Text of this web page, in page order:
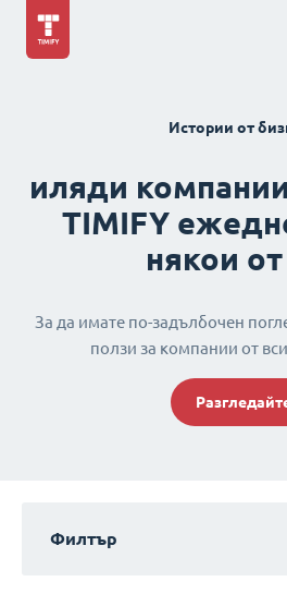
Истории от
иляди
TIMIFY
някои
За да имате по-задълбочен
ползи за компании от
Филтър